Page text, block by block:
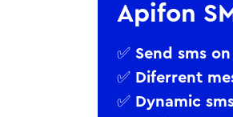
Apifon
✅ Send sms
✅ Diferrent
✅ Dynamic